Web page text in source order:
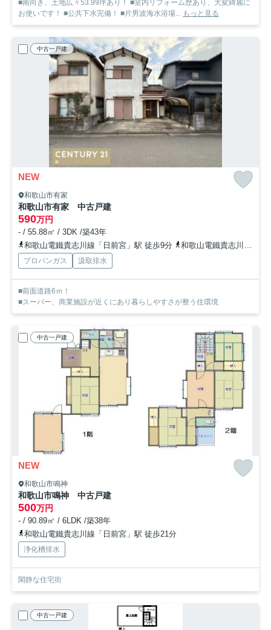
■南向き、土地広々53.99坪あり！ ■室内リフォーム歴あり、大変綺麗に
お使いです！ ■公共下水完備！ ■片男波海水浴場... もっと見る
中古一戸建
NEW
和歌山市有家
和歌山市有家 中古戸建
590万円
- / 55.88㎡ / 3DK /築43年
和歌山電鐵貴志川線「日前宮」駅 徒歩9分
和歌山電鐵貴志川線「田中口」駅 徒歩10分
プロパンガス 汲取排水
■前面道路6ｍ！
■スーパー、商業施設が近くにあり暮らしやすさが整う住環境
中古一戸建
NEW
和歌山市鳴神
和歌山市鳴神 中古戸建
500万円
- / 90.89㎡ / 6LDK /築38年
和歌山電鐵貴志川線「日前宮」駅 徒歩21分
浄化槽排水
閑静な住宅街
中古一戸建